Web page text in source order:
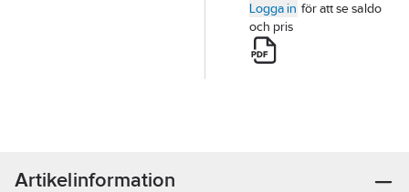
Logga in för att se saldo
och pris
Artikelinformation